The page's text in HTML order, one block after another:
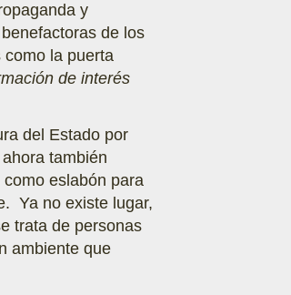
y
de los
como la puerta
de interés
del Estado por
también
eslabón para
Ya no existe lugar,
trata de personas
ambiente que